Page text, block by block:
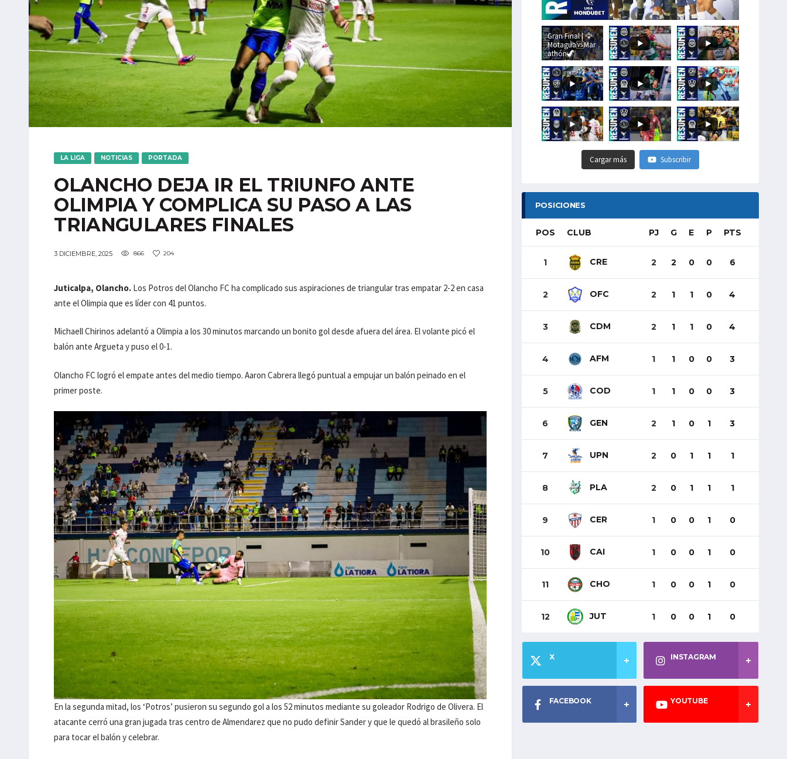
LA LIGA NOTICIAS PORTADA
OLANCHO DEJA IR EL TRIUNFO ANTE
OLIMPIA Y COMPLICA SU PASO A LAS
TRIANGULARES FINALES
3 DICIEMBRE, 2025 866 204
Juticalpa, Olancho. Los Potros del Olancho FC ha complicado sus aspiraciones de triangular tras empatar 2-2 en casa
ante el Olimpia que es líder con 41 puntos.
Michaell Chirinos adelantó a Olimpia a los 30 minutos marcando un bonito gol desde afuera del área. El volante picó el
balón ante Argueta y puso el 0-1.
Olancho FC logró el empate antes del medio tiempo. Aaron Cabrera llegó puntual a empujar un balón peinado en el
primer poste.
En la segunda mitad, los ‘Potros’ pusieron su segundo gol a los 52 minutos mediante su goleador Rodrigo de Olivera. El
atacante cerró una gran jugada tras centro de Almendarez que no pudo definir Sander y que le quedó al brasileño solo
para tocar el balón y celebrar.
Gran Final | 🦅
Motagua🆚Mar
athón🦖
#LigaHondubet
Cargar más Subscribir
POSICIONES
POS CLUB PJ G E P PTS
1 CRE 2 2 0 0 6
2 OFC 2 1 1 0 4
3 CDM 2 1 1 0 4
4 AFM 1 1 0 0 3
5 COD 1 1 0 0 3
6 GEN 2 1 0 1 3
7 UPN 2 0 1 1 1
8 PLA 2 0 1 1 1
9 CER 1 0 0 1 0
10 CAI 1 0 0 1 0
11 CHO 1 0 0 1 0
12 JUT 1 0 0 1 0
X INSTAGRAM
FACEBOOK YOUTUBE